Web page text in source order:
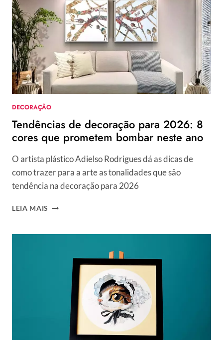
MODELO
BONITO
EM
CASA
DECORAÇÃO
Tendências de decoração para 2026: 8
cores que prometem bombar neste ano
O artista plástico Adielso Rodrigues dá as dicas de
como trazer para a arte as tonalidades que são
tendência na decoração para 2026
LEIA MAIS TENDÊNCIAS
PARA
PROMETEM
BOMBAR
NESTE